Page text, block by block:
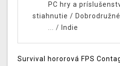
PC hry a
stiahnutie / Dobrodružné
... / Indie
Survival hororová FPS